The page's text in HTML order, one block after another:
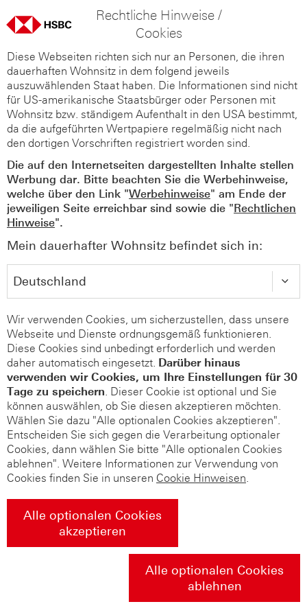
Rechtliche Hinweise /
Cookies
Diese Webseiten richten sich nur an Personen, die ihren
dauerhaften Wohnsitz in dem folgend jeweils
auszuwählenden Staat haben. Die Informationen sind nicht
für US-amerikanische Staatsbürger oder Personen mit
Wohnsitz bzw. ständigem Aufenthalt in den USA bestimmt,
da die aufgeführten Wertpapiere regelmäßig nicht nach
den dortigen Vorschriften registriert worden sind.
Die auf den Internetseiten dargestellten Inhalte stellen
Werbung dar. Bitte beachten Sie die Werbehinweise,
welche über den Link "Werbehinweise" am Ende der
jeweiligen Seite erreichbar sind sowie die "Rechtlichen
Hinweise".
Mein dauerhafter Wohnsitz befindet sich in:
Wir verwenden Cookies, um sicherzustellen, dass unsere
Webseite und Dienste ordnungsgemäß funktionieren.
Diese Cookies sind unbedingt erforderlich und werden
daher automatisch eingesetzt. Darüber hinaus
verwenden wir Cookies, um Ihre Einstellungen für 30
Tage zu speichern. Dieser Cookie ist optional und Sie
können auswählen, ob Sie diesen akzeptieren möchten.
Wählen Sie dazu "Alle optionalen Cookies akzeptieren".
Entscheiden Sie sich gegen die Verarbeitung optionaler
Cookies, dann wählen Sie bitte "Alle optionalen Cookies
ablehnen". Weitere Informationen zur Verwendung von
Cookies finden Sie in unseren Cookie Hinweisen.
Alle optionalen Cookies
akzeptieren
Alle optionalen Cookies
ablehnen